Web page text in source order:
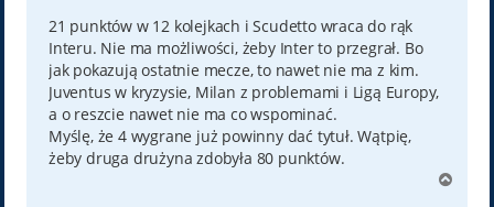
t
21 punktów w 12 kolejkach i Scudetto wraca do rąk
Interu. Nie ma możliwości, żeby Inter to przegrał. Bo
jak pokazują ostatnie mecze, to nawet nie ma z kim.
Juventus w kryzysie, Milan z problemami i Ligą Europy,
a o reszcie nawet nie ma co wspominać.
Myślę, że 4 wygrane już powinny dać tytuł. Wątpię,
żeby druga drużyna zdobyła 80 punktów.